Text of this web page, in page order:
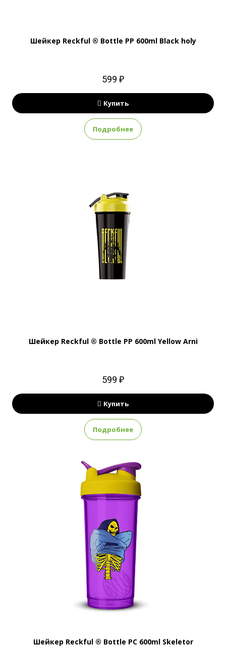
Шейкер Reckful ® Bottle PP 600ml Black holy
599 ₽
Купить
Подробнее
Шейкер Reckful ® Bottle PP 600ml Yellow Arni
599 ₽
Купить
Подробнее
Шейкер Reckful ® Bottle PC 600ml Skeletor